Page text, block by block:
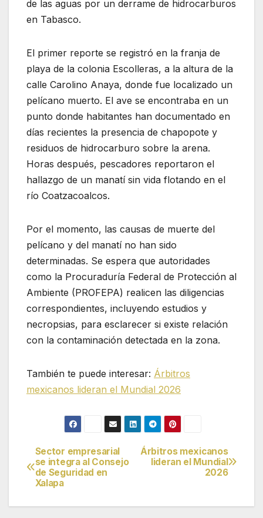
de las aguas por un derrame de hidrocarburos
en Tabasco.
El primer reporte se registró en la franja de
playa de la colonia Escolleras, a la altura de la
calle Carolino Anaya, donde fue localizado un
pelícano muerto. El ave se encontraba en un
punto donde habitantes han documentado en
días recientes la presencia de chapopote y
residuos de hidrocarburo sobre la arena.
Horas después, pescadores reportaron el
hallazgo de un manatí sin vida flotando en el
río Coatzacoalcos.
Por el momento, las causas de muerte del
pelícano y del manatí no han sido
determinadas. Se espera que autoridades
como la Procuraduría Federal de Protección al
Ambiente (PROFEPA) realicen las diligencias
correspondientes, incluyendo estudios y
necropsias, para esclarecer si existe relación
con la contaminación detectada en la zona.
También te puede interesar: Árbitros
mexicanos lideran el Mundial 2026
Navegación
de
entradas
Árbitros mexicanos
lideran el Mundial
2026
Sector empresarial
se integra al Consejo
de Seguridad en
Xalapa